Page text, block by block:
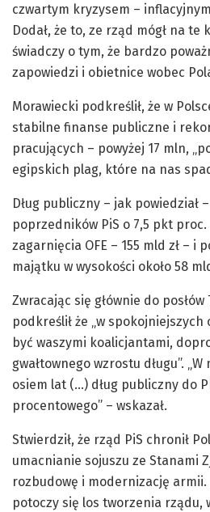
czwartym kryzysem –
Dodał, że to, ze rząd mógł na te
świadczy o tym, że bardzo
zapowiedzi i obietnice wobec
Morawiecki podkreślił, że w
stabilne finanse publiczne i
pracujących – powyżej 17 mln,
egipskich plag, które na nas
Dług publiczny – jak powiedział
poprzedników PiS o 7,5 pkt
zagarnięcia OFE – 155 mld zł – i
majątku w wysokości około 58
Zwracając się głównie do
podkreślił że „w
być waszymi koalicjantami,
gwałtownego wzrostu długu”.
osiem lat (…) dług publiczny do
procentowego” – wskazał.
Stwierdził, że rząd PiS chronił
umacnianie sojuszu ze Stanami
rozbudowę i modernizację armii.
potoczy się los tworzenia rządu,